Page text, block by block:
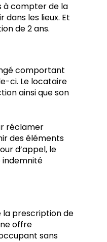
à compter de la
les lieux. Et
de 2 ans.
comportant
ci. Le locataire
ainsi que son
réclamer
des éléments
d’appel, le
indemnité
la prescription de
offre
sans